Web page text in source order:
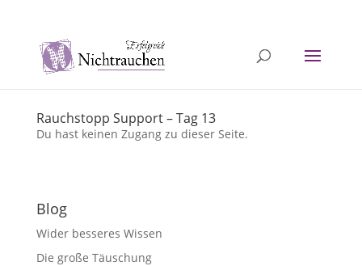
Rauchstopp Support – Tag 13
Du hast keinen Zugang zu dieser Seite.
Blog
Wider besseres Wissen
Die große Täuschung